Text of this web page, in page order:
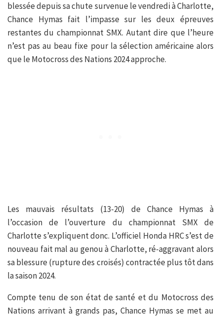
blessée depuis sa chute survenue le vendredi à Charlotte,
Chance Hymas fait l’impasse sur les deux épreuves
restantes du championnat SMX. Autant dire que l’heure
n’est pas au beau fixe pour la sélection américaine alors
que le Motocross des Nations 2024 approche.
Les mauvais résultats (13-20) de Chance Hymas à
l’occasion de l’ouverture du championnat SMX de
Charlotte s’expliquent donc. L’officiel Honda HRC s’est de
nouveau fait mal au genou à Charlotte, ré-aggravant alors
sa blessure (rupture des croisés) contractée plus tôt dans
la saison 2024.
Compte tenu de son état de santé et du Motocross des
Nations arrivant à grands pas, Chance Hymas se met au